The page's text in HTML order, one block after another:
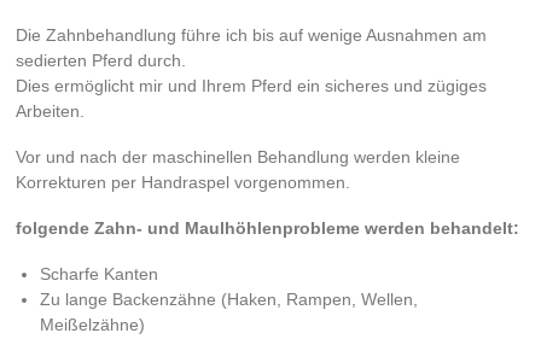
Die Zahnbehandlung führe ich bis auf wenige Ausnahmen am
sedierten Pferd durch.
Dies ermöglicht mir und Ihrem Pferd ein sicheres und zügiges
Arbeiten.
Vor und nach der maschinellen Behandlung werden kleine
Korrekturen per Handraspel vorgenommen.
folgende Zahn- und Maulhöhlenprobleme werden behandelt:
Scharfe Kanten
Zu lange Backenzähne (Haken, Rampen, Wellen,
Meißelzähne)